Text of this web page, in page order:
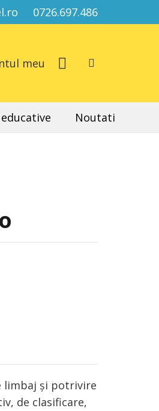
0726.697.486
meu
Noutati
limbaj și potrivire
de clasificare,